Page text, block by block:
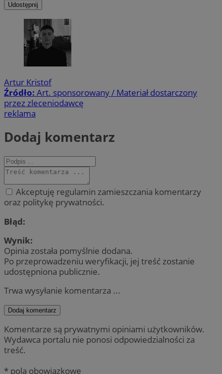
Udostępnij
Artur Kristof
Źródło: Art. sponsorowany / Materiał dostarczony
przez zleceniodawcę
reklama
Dodaj komentarz
Akceptuję regulamin zamieszczania komentarzy
oraz politykę prywatności.
Błąd:
Wynik:
Opinia została pomyślnie dodana.
Po przeprowadzeniu weryfikacji, jej treść zostanie
udostępniona publicznie.
Trwa wysyłanie komentarza ...
Dodaj komentarz
Komentarze są prywatnymi opiniami użytkowników.
Wydawca portalu nie ponosi odpowiedzialności za
treść.
* pola obowiązkowe